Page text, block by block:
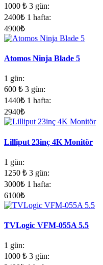
1000 ₺ 3 gün:
2400₺ 1 hafta:
4900₺
Atomos Ninja Blade 5
1 gün:
600 ₺ 3 gün:
1440₺ 1 hafta:
2940₺
Lilliput 23inç 4K Monitör
1 gün:
1250 ₺ 3 gün:
3000₺ 1 hafta:
6100₺
TVLogic VFM-055A 5.5
1 gün:
1000 ₺ 3 gün: